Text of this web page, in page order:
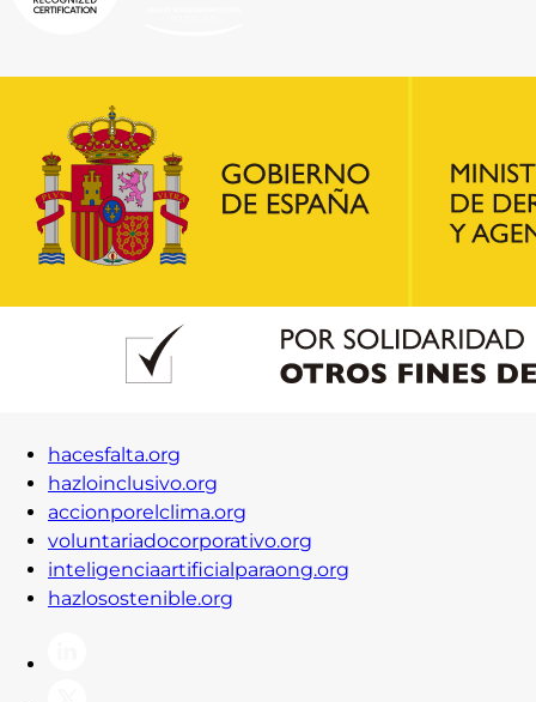
hacesfalta.org
hazloinclusivo.org
accionporelclima.org
voluntariadocorporativo.org
inteligenciaartificialparaong.org
hazlosostenible.org